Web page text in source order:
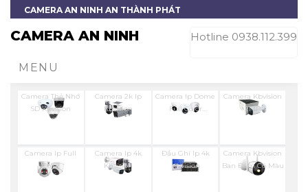
CAMERA AN NINH AN THÀNH PHÁT
CAMERA AN NINH Hotline 0938.112.399
MENU
Camera Thẻ Nhớ
SD Kbvision
Camera 2k Ip
Kbvision
Camera Ip Dome
Full Color
Camera Kbvision
2MP
Camera Ip Full
Color
Camera Ip 4k
Kbvision
Đầu Ghi Ip 4k
Kbvision
Camera Kbvision
Ban Đêm Có Màu